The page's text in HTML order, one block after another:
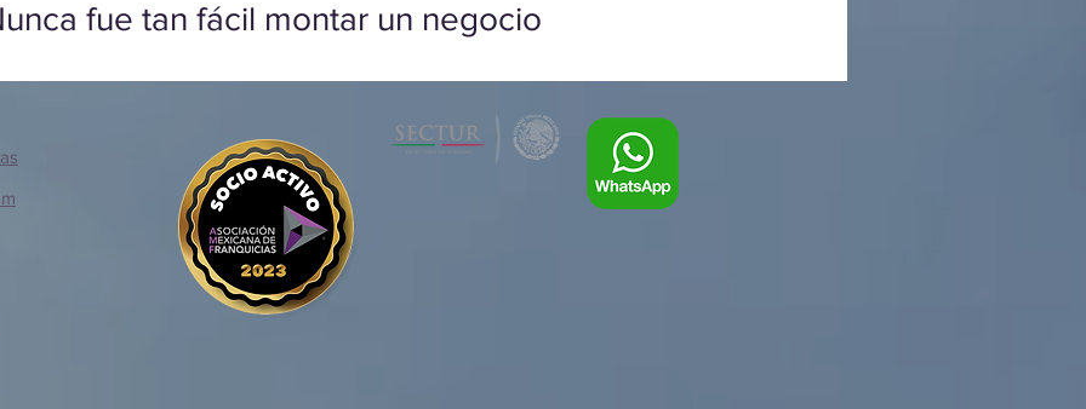
fue tan fácil montar un negocio